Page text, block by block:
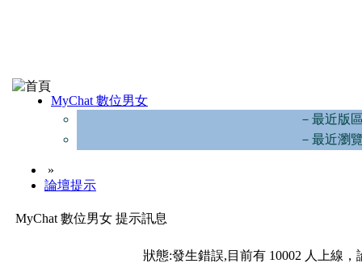
MyChat 數位男女
－最近版
－最近瀏
»
論壇提示
MyChat 數位男女 提示訊息
狀態:發生錯誤,目前有 10002 人上線